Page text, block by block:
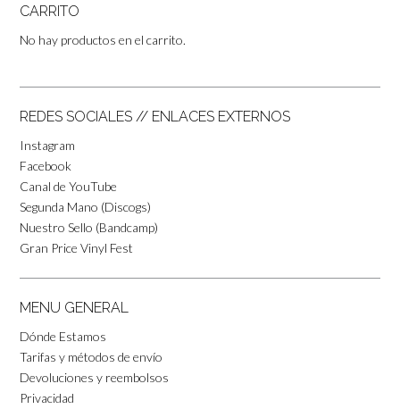
CARRITO
No hay productos en el carrito.
REDES SOCIALES // ENLACES EXTERNOS
Instagram
Facebook
Canal de YouTube
Segunda Mano (Discogs)
Nuestro Sello (Bandcamp)
Gran Price Vinyl Fest
MENU GENERAL
Dónde Estamos
Tarifas y métodos de envío
Devoluciones y reembolsos
Privacidad